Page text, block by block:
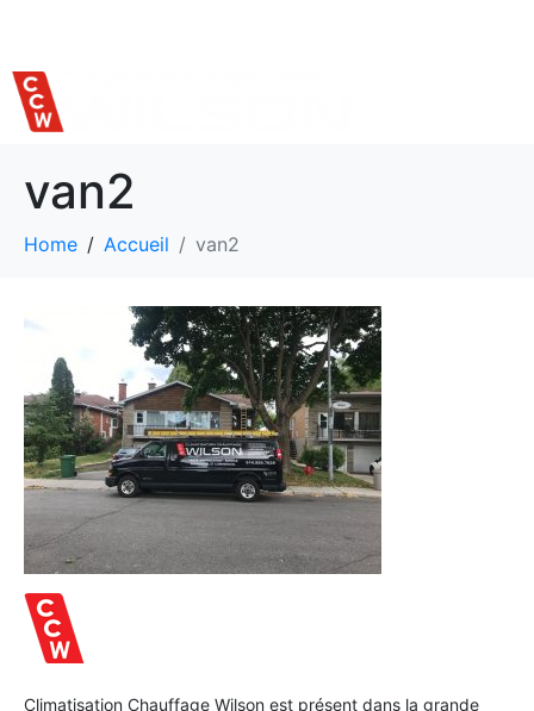
van2
Home Accueil van2
Climatisation Chauffage Wilson est présent dans la grande